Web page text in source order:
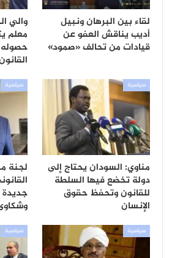
لقاء بين البرهان ونبيل
أديب يناقش العفو عن
قيادات من تحالف «صمود»
والي
معلم
سياسية
مناوي: السودان يحتاج إلى
دولة تخضع فيها السلطة
للقانون وتحفظ حقوق
الإنسان
سياسية
لجنة
سياسية سياسية